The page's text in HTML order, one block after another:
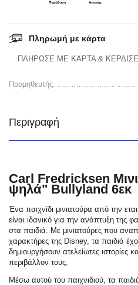
Πληρωμή με κάρτα
ΠΛΗΡΩΣΕ ΜΕ ΚΑΡΤΑ &
Προμηθευτής
Περιγραφή
Carl Fredricksen
ψηλά" Bullyland 6εκ
Ένα παιχνίδι μινιατούρα από την
είναι ιδανικό για την ανάπτυξη της
στα παιδιά. Με μινιατούρες που
χαρακτήρες της Disney, τα παιδιά
δημιουργήσουν ατελείωτες ιστορίες
περιβάλλον τους.
Μέσω αυτού του παιχνιδιού, τα